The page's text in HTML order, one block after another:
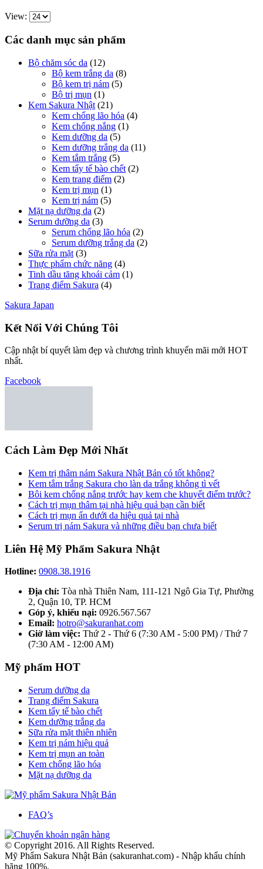
View:
Các danh mục sản phẩm
Bộ chăm sóc da (12)
Bộ kem trắng da (8)
Bộ kem trị nám (5)
Bộ trị mụn (1)
Kem Sakura Nhật (21)
Kem chống lão hóa (4)
Kem chống nắng (1)
Kem dưỡng da (5)
Kem dưỡng trắng da (11)
Kem tắm trắng (5)
Kem tẩy tế bào chết (2)
Kem trang điểm (2)
Kem trị mụn (1)
Kem trị nám (5)
Mặt nạ dưỡng da (2)
Serum dưỡng da (3)
Serum chống lão hóa (2)
Serum dưỡng trắng da (2)
Sữa rửa mặt (3)
Thực phẩm chức năng (4)
Tinh dầu tăng khoái cảm (1)
Trang điểm Sakura (4)
Sakura Japan
Kết Nối Với Chúng Tôi
Cập nhật bí quyết làm đẹp và chương trình khuyến mãi mới HOT
nhất.
Facebook
Cách Làm Đẹp Mới Nhất
Kem trị thâm nám Sakura Nhật Bản có tốt không?
Kem tắm trắng Sakura cho làn da trắng không tì vết
Bôi kem chống nắng trước hay kem che khuyết điểm trước?
Cách trị mụn thâm tại nhà hiệu quả bạn cần biết
Cách trị mụn ẩn dưới da hiệu quả tại nhà
Serum trị nám Sakura và những điều bạn chưa biết
Liên Hệ Mỹ Phẩm Sakura Nhật
Hotline: 0908.38.1916
Địa chỉ: Tòa nhà Thiên Nam, 111-121 Ngô Gia Tự, Phường
2, Quận 10, TP. HCM
Góp ý, khiếu nại: 0926.567.567
Email: hotro@sakuranhat.com
Giờ làm việc: Thứ 2 - Thứ 6 (7:30 AM - 5:00 PM) / Thứ 7
(7:30 AM - 12:00 AM)
Mỹ phẩm HOT
Serum dưỡng da
Trang điểm Sakura
Kem tẩy tế bào chết
Kem dưỡng trắng da
Sữa rửa mặt thiên nhiên
Kem trị nám hiệu quả
Kem trị mụn an toàn
Kem chống lão hóa
Mặt nạ dưỡng da
FAQ’s
© Copyright 2016. All Rights Reserved.
Mỹ Phẩm Sakura Nhật Bản (sakuranhat.com) - Nhập khẩu chính
hãng 100%.